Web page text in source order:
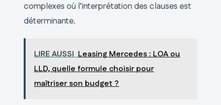
complexes où l’interprétation des clauses est
déterminante.
LIRE AUSSI Leasing Mercedes : LOA ou
LLD, quelle formule choisir pour
maîtriser son budget ?